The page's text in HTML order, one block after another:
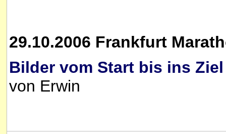
29.10.2006 Frankfurt
Bilder vom Start bis ins Ziel
von Erwin